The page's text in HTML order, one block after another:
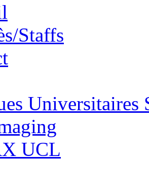
Staffs
Universitaires
UCL